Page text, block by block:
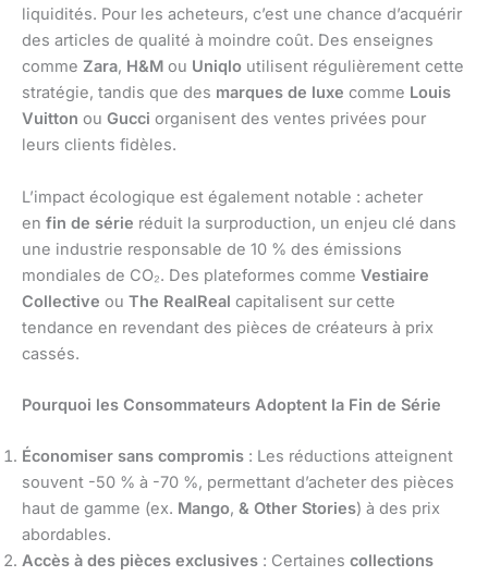
liquidités. Pour les acheteurs, c’est une chance d’acquérir
des articles de qualité à moindre coût. Des enseignes
comme Zara, H&M ou Uniqlo utilisent régulièrement cette
stratégie, tandis que des marques de luxe comme Louis
Vuitton ou Gucci organisent des ventes privées pour
leurs clients fidèles.
L’impact écologique est également notable : acheter
en fin de série réduit la surproduction, un enjeu clé dans
une industrie responsable de 10 % des émissions
mondiales de CO₂. Des plateformes comme Vestiaire
Collective ou The RealReal capitalisent sur cette
tendance en revendant des pièces de créateurs à prix
cassés.
Pourquoi les Consommateurs Adoptent la Fin de Série
Économiser sans compromis : Les réductions atteignent
souvent -50 % à -70 %, permettant d’acheter des pièces
haut de gamme (ex. Mango, & Other Stories) à des prix
abordables.
Accès à des pièces exclusives : Certaines collections